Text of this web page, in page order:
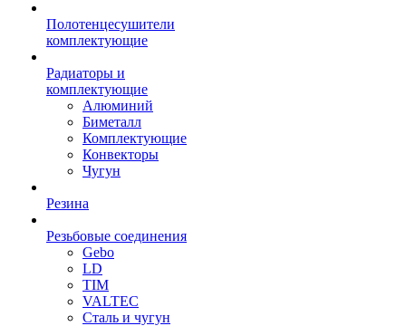
Полотенцесушители
комплектующие
Радиаторы и
комплектующие
Алюминий
Биметалл
Комплектующие
Конвекторы
Чугун
Резина
Резьбовые соединения
Gebo
LD
TIM
VALTEC
Сталь и чугун